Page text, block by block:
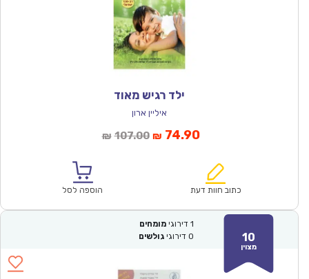
ילד רגיש מאוד
איליין ארון
₪ 107.00המחיר
₪107.00.
₪ 74.90המחיר
הוא:
כתוב חוות דעת הוספה לסל
10
מצוין
1 דירוגי מומחים
0 דירוגי גולשים